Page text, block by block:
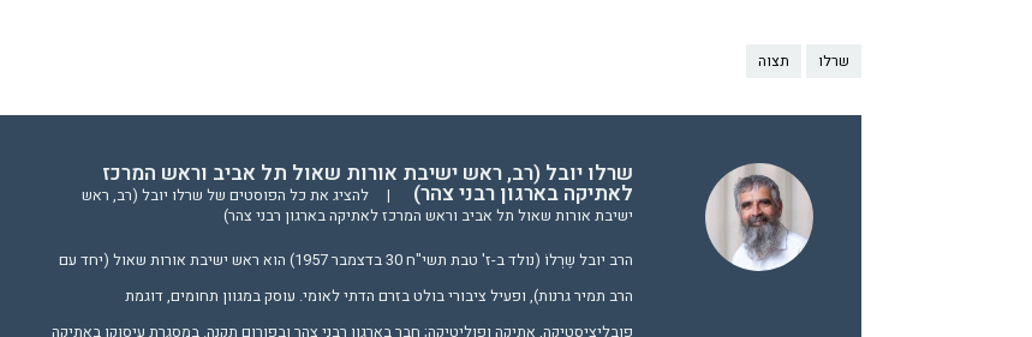
שרלו תצוה
שרלו יובל (רב, ראש ישיבת אורות שאול תל אביב וראש המרכז
לאתיקה בארגון רבני צהר) |
להציג את כל הפוסטים של שרלו יובל (רב, ראש
ישיבת אורות שאול תל אביב וראש המרכז לאתיקה בארגון רבני צהר)
הרב יובל שֶרְלוֹ (נולד ב-ז' טבת תשי"ח 30 בדצמבר 1957) הוא ראש ישיבת אורות שאול (יחד עם
הרב תמיר גרנות), ופעיל ציבורי בולט בזרם הדתי לאומי. עוסק במגוון תחומים, דוגמת
פובליציסטיקה, אתיקה ופוליטיקה; חבר בארגון רבני צהר ובפורום תקנה. במסגרת עיסוקו באתיקה